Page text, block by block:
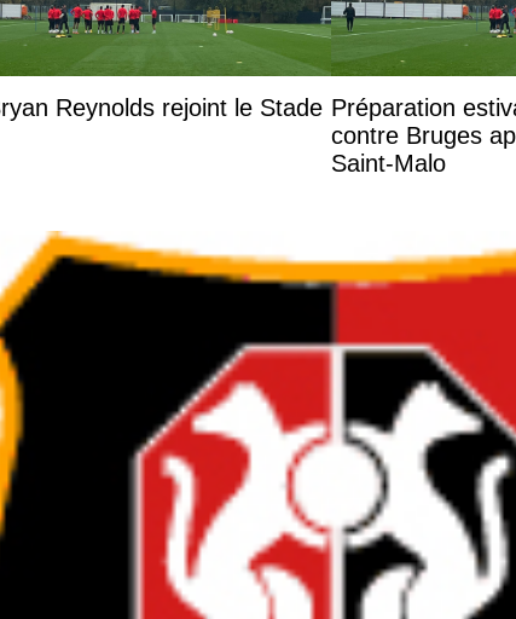
Reynolds rejoint le Stade Préparation
contre Bruges
Saint-Malo